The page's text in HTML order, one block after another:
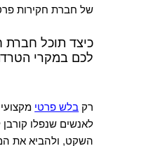
של חברת חקירות
כיצד תוכל חברת
לכם במקרי
רקבלש פרטי
לאנשים שנפלו
השקט, ולהביא את